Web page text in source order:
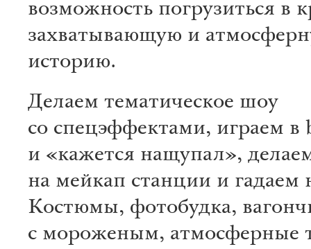
возможность погрузиться в
захватывающую и
историю.
Делаем тематическое шоу
со спецэффектами, играем в
и «кажется нащупал»,
на мейкап станции и гадаем
Костюмы, фотобудка,
с мороженым, атмосферные